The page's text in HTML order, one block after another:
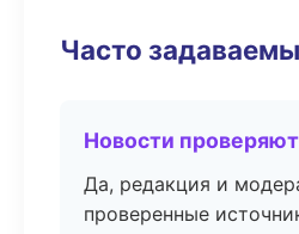
Часто
Новости
Да, редакция и
проверенные